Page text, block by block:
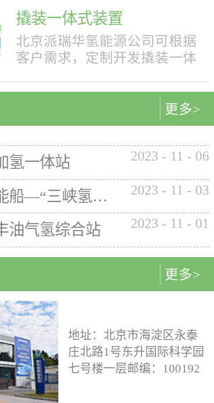
需求，定制满足中国标准（例
如GB50516, GB/T 43674等）、
欧盟标准（例如IEC 60069, EN
内的使用要求。公司的产品已
在国内、欧盟、日本、塞尔维
数表常规工作压力等级35MPa /
70MPa / 35&70MPa流量范围
0.1~7.2 kg/min计量精度±1%可
选加氢枪TK16或TK17或TK25
加氢枪数量单枪或双枪红外通
讯可选配预冷可选配防爆等级
（参考）II 3 G Ex h ia db mb eb
统项目经验，公司具有5000套
年生产能力。公司可根据客户
需求，对不同车型提供合理且
最优的设计方案，并根据安装
求进行定制化的设计，为客户
匹配最佳的设计方案。车载氢
系统设计制造遵循GB/T
26990、GB/T 29126、GB/T
24549等标准。公司车载氢系统
氢系统主要包括加氢模块、储
氢模块、供氢模块以及控制模
块。车载储供氢系统所有管
路、阀门及接头等采用不与高
压氢气介质发生化学反应的材
料。电气元件及线束均具有防
水、阻燃防爆的功能；车载储
供氢系统及其附属零部件均通
过高低温、盐雾、IP防护等级
等相关型式试验，以保证氢系
统的安全性及稳定性；氢系统
支架、加注口等均通过检验验
证；系统具备防过压、防过
撬装一体式装置
北京派瑞华氢能源公司可根据
客户需求，定制开发撬装一体
体可细分为大型撬装装置、小
型撬装装置、制氢加氢一体机
和小型加氢装置，以上装置在
国内、欧盟、日本等地得到应
用。撬装一体式制氢、储氢、
地小，节省空间，维护维修方
便。2. 各模块紧密融合，运行
效率高。3. 节能环保。撬装一
体式装置性能参数表制氢能力
500Nm3以下加氢等级
100~1000kg/d氢气压缩额定工作
压力45MPa/87.5MPa氢气加注额
定工作压力35MPa/70MPa环境
温度-40~+50℃参考标准T/ZSA
235-2024, GB50516, GB 50177,
GB/T 43674, IEC 60069, EN ISO
80079等。
氢一体站 2023 - 11 - 06
国内首艘氢能船—“三峡氢舟1”号船载氢系统 2023 - 11 - 03
油气氢综合站 2023 - 11 - 01
更多>
更多>
地址：北京市海淀区永泰
庄北路1号东升国际科学园
七号楼一层邮编：100192